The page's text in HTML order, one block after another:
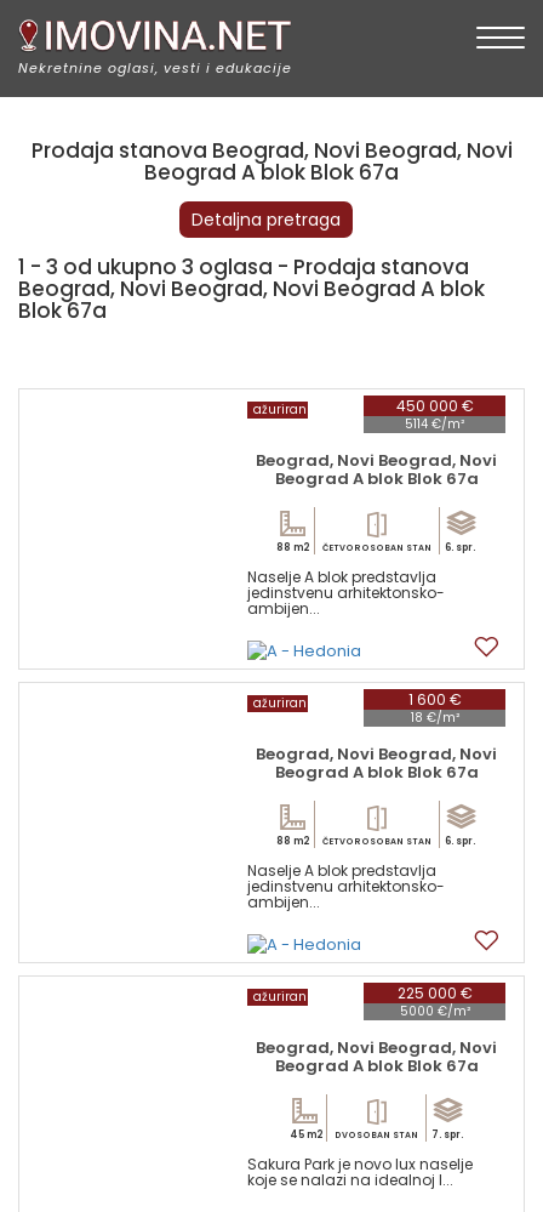
Nekretnine oglasi, vesti i edukacije
Prodaja stanova Beograd, Novi Beograd, Novi
Beograd A blok Blok 67a
Detaljna pretraga
1 - 3 od ukupno 3 oglasa - Prodaja stanova
Beograd, Novi Beograd, Novi Beograd A blok
Blok 67a
450 000 €
5114 €/m²
ažuriran
Beograd, Novi Beograd, Novi
Beograd A blok Blok 67a
88 m2 ČETVOROSOBAN STAN 6. spr.
Naselje A blok predstavlja
jedinstvenu arhitektonsko-
ambijen...
1 600 €
18 €/m²
ažuriran
Beograd, Novi Beograd, Novi
Beograd A blok Blok 67a
88 m2 ČETVOROSOBAN STAN 6. spr.
Naselje A blok predstavlja
jedinstvenu arhitektonsko-
ambijen...
225 000 €
5000 €/m²
ažuriran
Beograd, Novi Beograd, Novi
Beograd A blok Blok 67a
45 m2 DVOSOBAN STAN 7. spr.
Sakura Park je novo lux naselje
koje se nalazi na idealnoj l...